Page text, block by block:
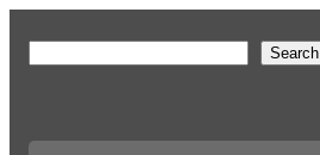
r
Search